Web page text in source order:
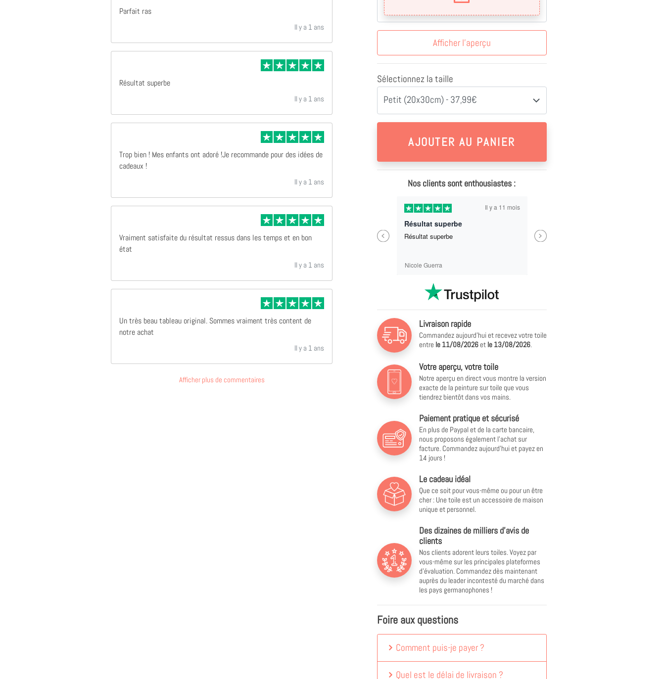
Parfait ras
Il y a 1 ans
Résultat superbe
Il y a 1 ans
Trop bien ! Mes enfants ont adoré !Je recommande pour des idées de
cadeaux !
Il y a 1 ans
Vraiment satisfaite du résultat ressus dans les temps et en bon
état
Il y a 1 ans
Un très beau tableau original. Sommes vraiment très content de
notre achat
Il y a 1 ans
Afficher plus de commentaires
Afficher l'aperçu
Sélectionnez la taille
Petit (20x30cm) - 37,99€
Nos clients sont enthousiastes :
Previous
Il y a 1 ans
Excellent produit qualité parfait merci à
Il y a 11 mois
Parfait ras
Parfait ras
Il y a 11 mois
Résultat superbe
Résultat superbe
Nicole Guerra
Next
Livraison rapide
Commandez aujourd'hui et recevez votre toile
entre le 11/08/2026et le 13/08/2026.
Votre aperçu, votre toile
Notre aperçu en direct vous montre la version
exacte de la peinture sur toile que vous
tiendrez bientôt dans vos mains.
Paiement pratique et sécurisé
En plus de Paypal et de la carte bancaire,
nous proposons également l'achat sur
facture. Commandez aujourd'hui et payez en
14 jours !
Le cadeau idéal
Que ce soit pour vous-même ou pour un être
cher : Une toile est un accessoire de maison
unique et personnel.
Des dizaines de milliers d'avis de
clients
Nos clients adorent leurs toiles. Voyez par
vous-même sur les principales plateformes
d'évaluation. Commandez dès maintenant
auprès du leader incontesté du marché dans
les pays germanophones !
Foire aux questions
Comment puis-je payer ?
Quel est le délai de livraison ?